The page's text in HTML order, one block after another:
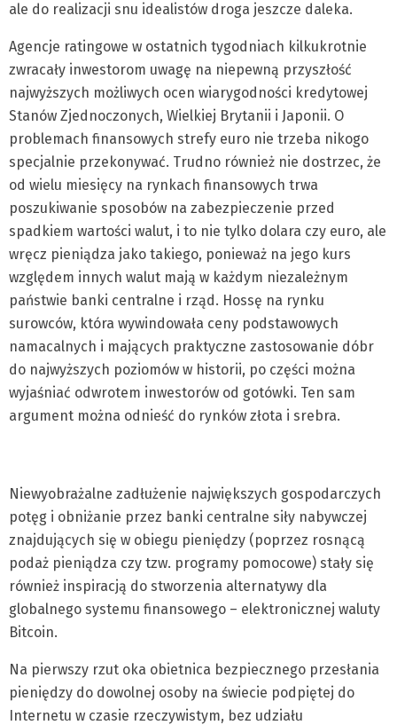
ale do realizacji snu idealistów droga jeszcze daleka.
Agencje ratingowe w ostatnich tygodniach kilkukrotnie
zwracały inwestorom uwagę na niepewną przyszłość
najwyższych możliwych ocen wiarygodności kredytowej
Stanów Zjednoczonych, Wielkiej Brytanii i Japonii. O
problemach finansowych strefy euro nie trzeba nikogo
specjalnie przekonywać. Trudno również nie dostrzec, że
od wielu miesięcy na rynkach finansowych trwa
poszukiwanie sposobów na zabezpieczenie przed
spadkiem wartości walut, i to nie tylko dolara czy euro, ale
wręcz pieniądza jako takiego, ponieważ na jego kurs
względem innych walut mają w każdym niezależnym
państwie banki centralne i rząd. Hossę na rynku
surowców, która wywindowała ceny podstawowych
namacalnych i mających praktyczne zastosowanie dóbr
do najwyższych poziomów w historii, po części można
wyjaśniać odwrotem inwestorów od gotówki. Ten sam
argument można odnieść do rynków złota i srebra.
Niewyobrażalne zadłużenie największych gospodarczych
potęg i obniżanie przez banki centralne siły nabywczej
znajdujących się w obiegu pieniędzy (poprzez rosnącą
podaż pieniądza czy tzw. programy pomocowe) stały się
również inspiracją do stworzenia alternatywy dla
globalnego systemu finansowego – elektronicznej waluty
Bitcoin.
Na pierwszy rzut oka obietnica bezpiecznego przesłania
pieniędzy do dowolnej osoby na świecie podpiętej do
Internetu w czasie rzeczywistym, bez udziału